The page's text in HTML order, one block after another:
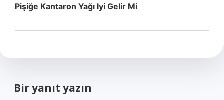
Pişiğe Kantaron Yağı Iyi Gelir Mi
Bir yanıt yazın